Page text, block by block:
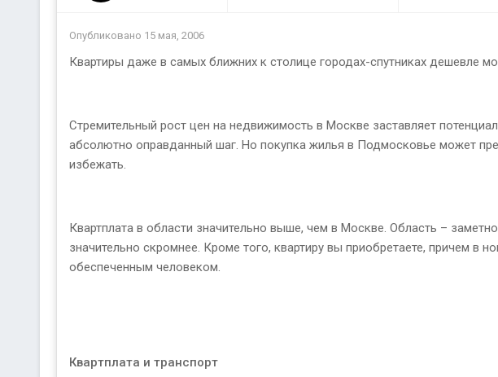
Опубликовано 15 мая, 2006
Квартиры даже в самых ближних к столице городах-спутниках дешевле
Стремительный рост цен на недвижимость в Москве заставляет
абсолютно оправданный шаг. Но покупка жилья в Подмосковье может
избежать.
Квартплата в области значительно выше, чем в Москве. Область –
значительно скромнее. Кроме того, квартиру вы приобретаете, причем в
обеспеченным человеком.
Квартплата и транспорт